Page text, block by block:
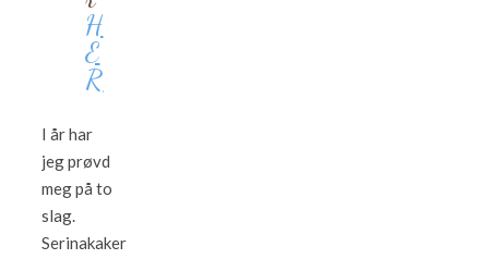
H
E
R
I år har
jeg prøvd
meg på to
slag.
Serinakaker